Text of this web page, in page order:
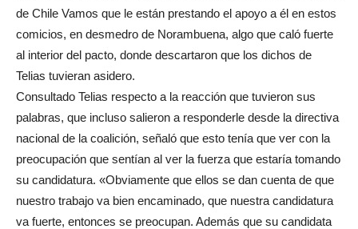
de Chile Vamos que le están prestando el apoyo a él en estos
comicios, en desmedro de Norambuena, algo que caló fuerte
al interior del pacto, donde descartaron que los dichos de
Telias tuvieran asidero.
Consultado Telias respecto a la reacción que tuvieron sus
palabras, que incluso salieron a responderle desde la directiva
nacional de la coalición, señaló que esto tenía que ver con la
preocupación que sentían al ver la fuerza que estaría tomando
su candidatura. «Obviamente que ellos se dan cuenta de que
nuestro trabajo va bien encaminado, que nuestra candidatura
va fuerte, entonces se preocupan. Además que su candidata